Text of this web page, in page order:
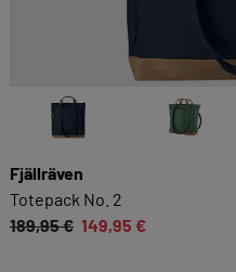
Fjällräven
Totepack No. 2
189,95 € 149,95 €